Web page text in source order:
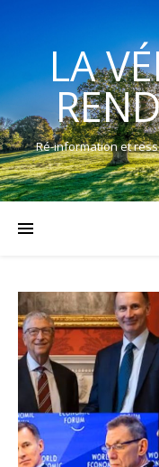
LA
Ré-information et